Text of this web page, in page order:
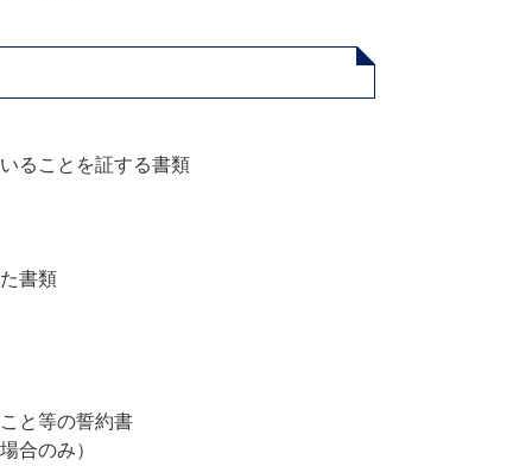
ることを証する書類
書類
と等の誓約書
合のみ）